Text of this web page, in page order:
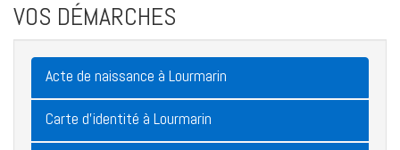
VOS DÉMARCHES
Acte de naissance à Lourmarin
Carte d'identité à Lourmarin